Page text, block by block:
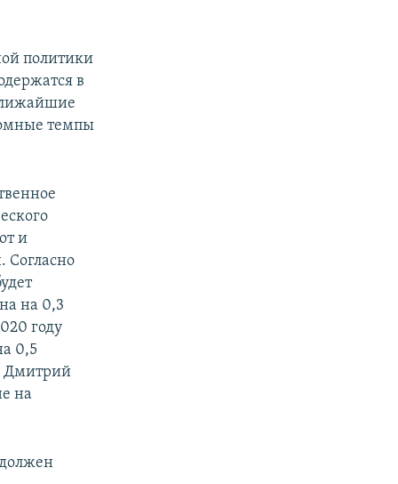
политики
в
темпы
и
Согласно
на 0,3
году
0,5
Дмитрий
на